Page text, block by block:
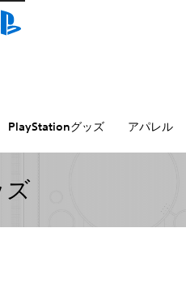
PlayStationグッズ アパレル
ズ